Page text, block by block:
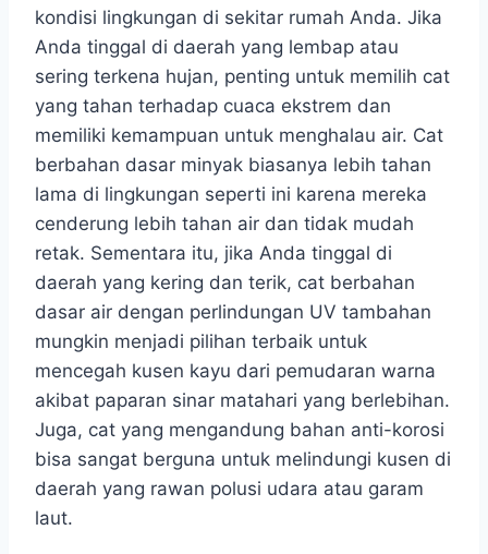
kondisi lingkungan di sekitar rumah Anda. Jika
Anda tinggal di daerah yang lembap atau
sering terkena hujan, penting untuk memilih cat
yang tahan terhadap cuaca ekstrem dan
memiliki kemampuan untuk menghalau air. Cat
berbahan dasar minyak biasanya lebih tahan
lama di lingkungan seperti ini karena mereka
cenderung lebih tahan air dan tidak mudah
retak. Sementara itu, jika Anda tinggal di
daerah yang kering dan terik, cat berbahan
dasar air dengan perlindungan UV tambahan
mungkin menjadi pilihan terbaik untuk
mencegah kusen kayu dari pemudaran warna
akibat paparan sinar matahari yang berlebihan.
Juga, cat yang mengandung bahan anti-korosi
bisa sangat berguna untuk melindungi kusen di
daerah yang rawan polusi udara atau garam
laut.